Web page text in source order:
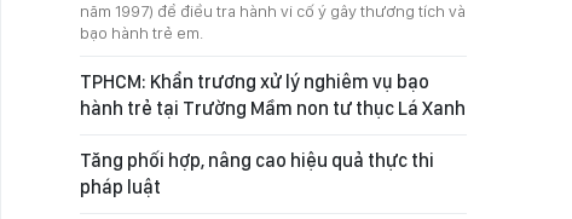
năm 1997) để điều tra hành vi cố ý gây thương tích và
bạo hành trẻ em.
TPHCM: Khẩn trương xử lý nghiêm vụ bạo
hành trẻ tại Trường Mầm non tư thục Lá Xanh
Tăng phối hợp, nâng cao hiệu quả thực thi
pháp luật